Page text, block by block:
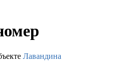
Лавандина